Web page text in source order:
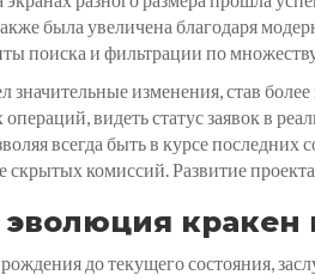
была увеличена благодаря
поиска и фильтрации по
значительные изменения, став
видеть статус заявок в
всегда быть в курсе
скрытых комиссий. Развитие
эволюция кракен
до текущего состояния,